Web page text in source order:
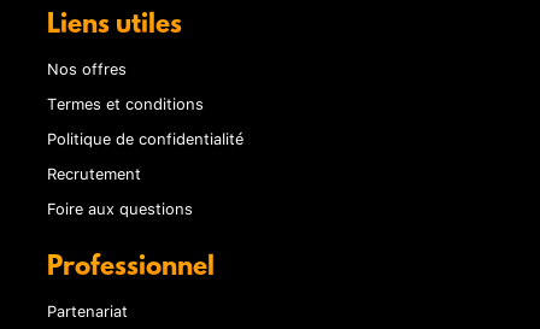
Liens utiles
Nos offres
Termes et conditions
Politique de confidentialité
Recrutement
Foire aux questions
Professionnel
Partenariat